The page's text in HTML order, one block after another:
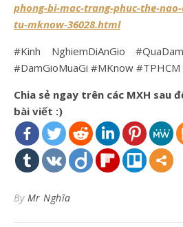
phong-bi-mac-trang-phuc-the-
tu-mknow-36028.html
#Kinh NghiemDiAnGio
#DamGioMuaGi #MKnow #TPHCM
Chia sẻ ngay trên các MXH sau
bài viết :)
By Mr Nghĩa